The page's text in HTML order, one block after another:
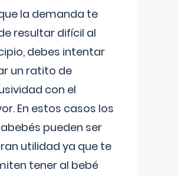
la demanda te
resultar difícil al
debes intentar
un ratito de
con el
En estos casos los
pueden ser
utilidad ya que te
tener al bebé